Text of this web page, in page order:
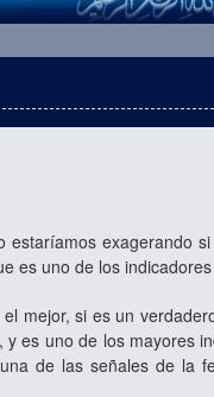
exagerando
es uno de los
mejor, si es un
es uno de los mayores
de las señales de la